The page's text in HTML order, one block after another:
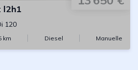
l2h1
120
km Diesel Manuelle